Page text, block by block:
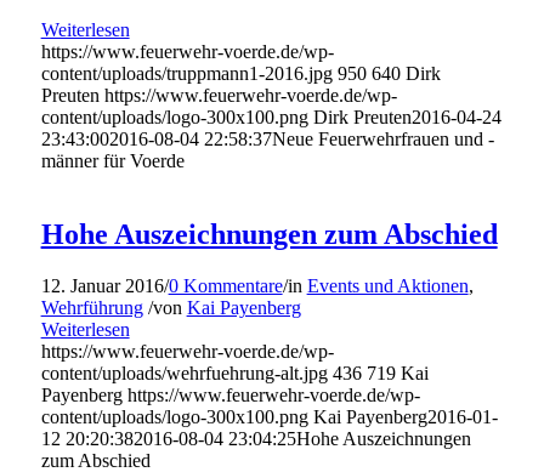
Weiterlesen
https://www.feuerwehr-voerde.de/wp-
content/uploads/truppmann1-2016.jpg 950 640 Dirk
Preuten https://www.feuerwehr-voerde.de/wp-
content/uploads/logo-300x100.png Dirk Preuten2016-04-24
23:43:002016-08-04 22:58:37Neue Feuerwehrfrauen und -
männer für Voerde
Hohe Auszeichnungen zum Abschied
12. Januar 2016/0 Kommentare/in Events und Aktionen,
Wehrführung /von Kai Payenberg
Weiterlesen
https://www.feuerwehr-voerde.de/wp-
content/uploads/wehrfuehrung-alt.jpg 436 719 Kai
Payenberg https://www.feuerwehr-voerde.de/wp-
content/uploads/logo-300x100.png Kai Payenberg2016-01-
12 20:20:382016-08-04 23:04:25Hohe Auszeichnungen
zum Abschied